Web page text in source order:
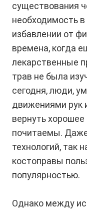
существования
необходимость
избавлении от
времена, когда
лекарственные
трав не была
сегодня, люди,
движениями рук
вернуть
почитаемы.
технологий, так
костоправы
популярностью.
Однако между